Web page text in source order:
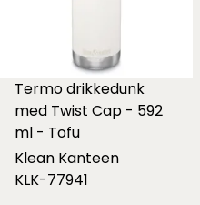
Termo drikkedunk
med Twist Cap - 592
ml - Tofu
Klean Kanteen
KLK-77941